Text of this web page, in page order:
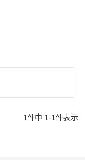
1件中 1-1件表示